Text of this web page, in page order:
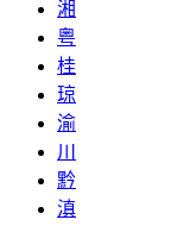
湘
粤
桂
琼
渝
川
黔
滇